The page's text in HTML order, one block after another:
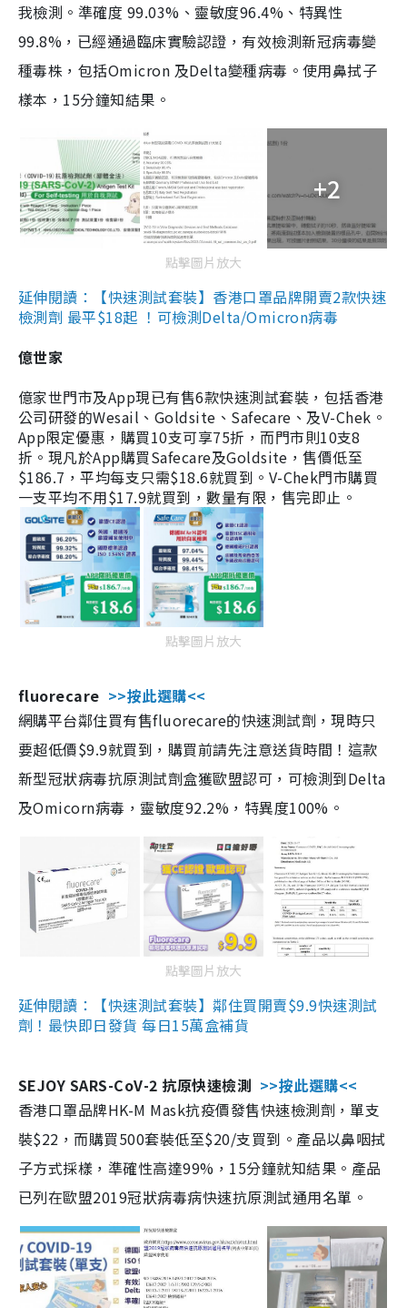
我檢測。準確度 99.03%、靈敏度96.4%、特異性
99.8%，已經通過臨床實驗認證，有效檢測新冠病毒變
種毒株，包括Omicron 及Delta變種病毒。使用鼻拭子
樣本，15分鐘知結果。
+2
點擊圖片放大
延伸閱讀：【快速測試套裝】香港口罩品牌開賣2款快速
檢測劑 最平$18起 ！可檢測Delta/Omicron病毒
億世家
億家世門市及App現已有售6款快速測試套裝，包括香港
公司研發的Wesail、Goldsite、Safecare、及V-Chek。
App限定優惠，購買10支可享75折，而門市則10支8
折。現凡於App購買Safecare及Goldsite，售價低至
$186.7，平均每支只需$18.6就買到。V-Chek門市購買
一支平均不用$17.9就買到，數量有限，售完即止。
點擊圖片放大
fluorecare >>按此選購<<
網購平台鄰住買有售fluorecare的快速測試劑，現時只
要超低價$9.9就買到，購買前請先注意送貨時間！這款
新型冠狀病毒抗原測試劑盒獲歐盟認可，可檢測到Delta
及Omicorn病毒，靈敏度92.2%，特異度100%。
點擊圖片放大
延伸閱讀：【快速測試套裝】鄰住買開賣$9.9快速測試
劑！最快即日發貨 每日15萬盒補貨
SEJOY SARS-CoV-2 抗原快速檢測 >>按此選購<<
香港口罩品牌HK-M Mask抗疫價發售快速檢測劑，單支
裝$22，而購買500套裝低至$20/支買到。產品以鼻咽拭
子方式採樣，準確性高達99%，15分鐘就知結果。產品
已列在歐盟2019冠狀病毒病快速抗原測試通用名單。